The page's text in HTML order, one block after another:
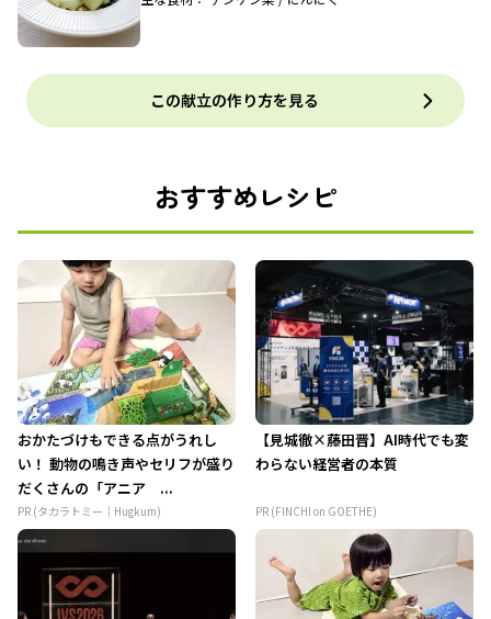
この献立の作り方を見る
おすすめレシピ
おかたづけもできる点がうれし
い！ 動物の鳴き声やセリフが盛り
だくさんの「アニア ...
PR (タカラトミー｜Hugkum)
【見城徹×藤田晋】AI時代でも変
わらない経営者の本質
PR (FINCHI on GOETHE)